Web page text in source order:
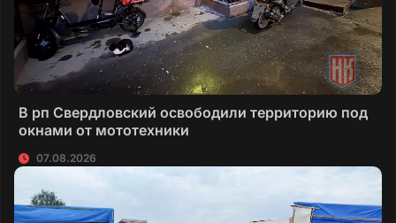
В рп Свердловский освободили территорию под
окнами от мототехники
07.08.2026